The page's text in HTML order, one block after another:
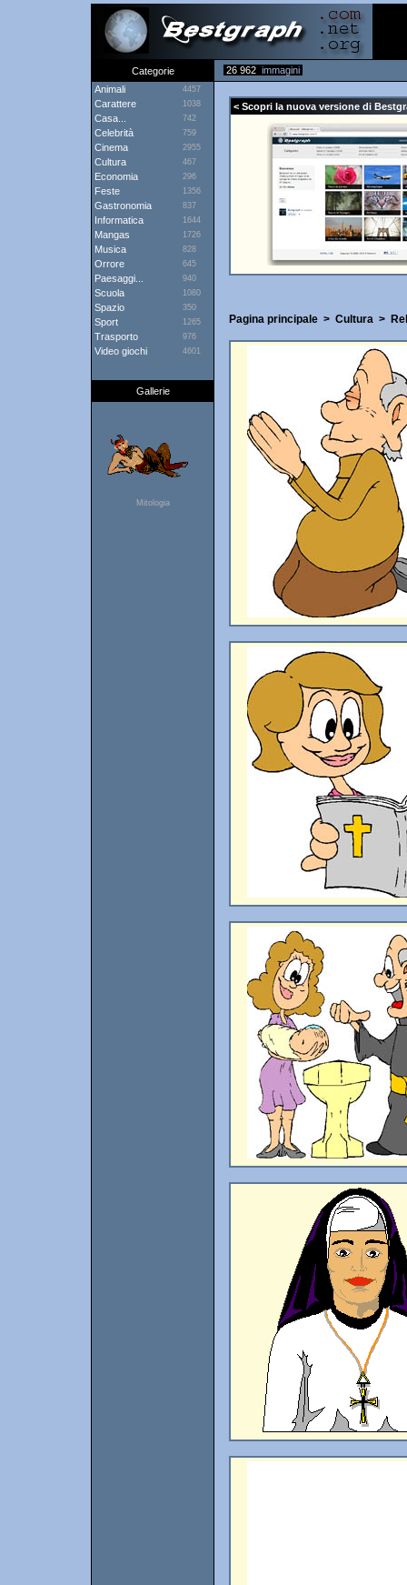
Categorie 26 962 immagini
Animali
4457
Carattere 1038
Casa... 742
Celebrità 759
Cinema 2955
Cultura 467
Economia 296
Feste 1356
Gastronomia 837
Informatica 1644
Mangas 1726
Musica 828
Orrore 645
Paesaggi... 940
Scuola 1080
Spazio 350
Sport 1265
Trasporto 976
Video giochi 4601
Gallerie
Mitologia
< Scopri la nuova versione di
Pagina principale > Cultura >